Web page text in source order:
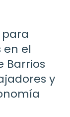
en el
Barrios
y